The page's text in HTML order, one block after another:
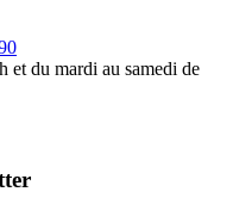
et du mardi au samedi de